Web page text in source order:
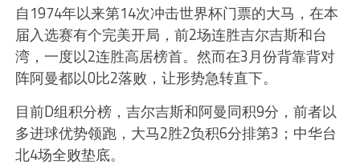
自1974年以来第14次冲击世界杯门票的大马，在本
届入选赛有个完美开局，前2场连胜吉尔吉斯和台
湾，一度以2连胜高居榜首。然而在3月份背靠背对
阵阿曼都以0比2落败，让形势急转直下。
目前D组积分榜，吉尔吉斯和阿曼同积9分，前者以
多进球优势领跑，大马2胜2负积6分排第3；中华台
北4场全败垫底。